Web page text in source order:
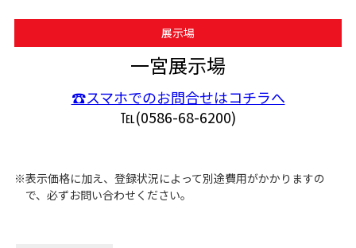
展示場
一宮展示場
☎スマホでのお問合せはコチラへ
℡(0586-68-6200)
※表示価格に加え、登録状況によって別途費用がかかりますの
で、必ずお問い合わせください。